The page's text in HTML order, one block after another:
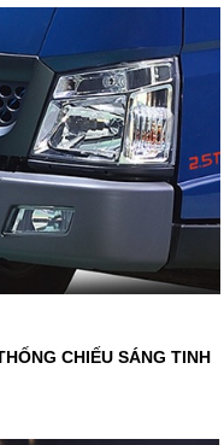
CHIẾU SÁNG TINH